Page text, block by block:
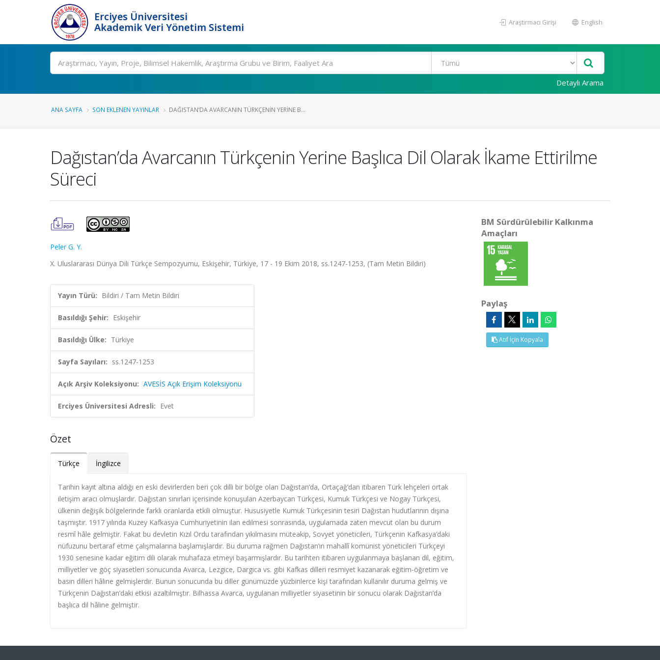
Erciyes Üniversitesi
Akademik Veri Yönetim Sistemi
Araştırmacı Girişi English
Ara
Detaylı Arama
ANA SAYFA SON EKLENEN YAYINLAR DAĞISTAN’DA AVARCANIN TÜRKÇENIN YERINE B...
Dağıstan’da Avarcanın Türkçenin Yerine Başlıca Dil Olarak İkame Ettirilme
Süreci
Peler G. Y.
X. Uluslararası Dünya Dili Türkçe Sempozyumu, Eskişehir, Türkiye, 17 - 19 Ekim 2018, ss.1247-1253, (Tam Metin Bildiri)
Yayın Türü: Bildiri / Tam Metin Bildiri
Basıldığı Şehir: Eskişehir
Basıldığı Ülke: Türkiye
Sayfa Sayıları: ss.1247-1253
Açık Arşiv Koleksiyonu: AVESİS Açık Erişim Koleksiyonu
Erciyes Üniversitesi Adresli: Evet
Özet
Türkçe İngilizce
Tarihin kayıt altına aldığı en eski devirlerden beri çok dilli bir bölge olan Dağıstan’da, Ortaçağ’dan itibaren Türk lehçeleri ortak
iletişim aracı olmuşlardır. Dağıstan sınırları içerisinde konuşulan Azerbaycan Türkçesi, Kumuk Türkçesi ve Nogay Türkçesi,
ülkenin değişik bölgelerinde farklı oranlarda etkili olmuştur. Hususiyetle Kumuk Türkçesinin tesiri Dağıstan hudutlarının dışına
taşmıştır. 1917 yılında Kuzey Kafkasya Cumhuriyetinin ilan edilmesi sonrasında, uygulamada zaten mevcut olan bu durum
resmî hâle gelmiştir. Fakat bu devletin Kızıl Ordu tarafından yıkılmasını müteakip, Sovyet yöneticileri, Türkçenin Kafkasya’daki
nüfuzunu bertaraf etme çalışmalarına başlamışlardır. Bu duruma rağmen Dağıstan’ın mahallî komünist yöneticileri Türkçeyi
1930 senesine kadar eğitim dili olarak muhafaza etmeyi başarmışlardır. Bu tarihten itibaren uygulanmaya başlanan dil, eğitim,
milliyetler ve göç siyasetleri sonucunda Avarca, Lezgice, Dargıca vs. gibi Kafkas dilleri resmiyet kazanarak eğitim-öğretim ve
basın dilleri hâline gelmişlerdir. Bunun sonucunda bu diller günümüzde yüzbinlerce kişi tarafından kullanılır duruma gelmiş ve
Türkçenin Dağıstan’daki etkisi azaltılmıştır. Bilhassa Avarca, uygulanan milliyetler siyasetinin bir sonucu olarak Dağıstan’da
başlıca dil hâline gelmiştir.
BM Sürdürülebilir Kalkınma
Amaçları
Paylaş
Atıf İçin Kopyala